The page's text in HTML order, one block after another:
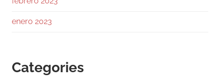
es sólido, pero la resistencia en 64.5k frena el
enero 2023
Categories